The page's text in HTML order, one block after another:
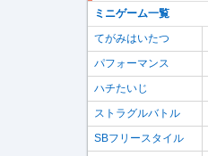
ミニゲーム一覧
てがみはいたつ
パフォーマンス
ハチたいじ
ストラグルバトル
SBフリースタイル